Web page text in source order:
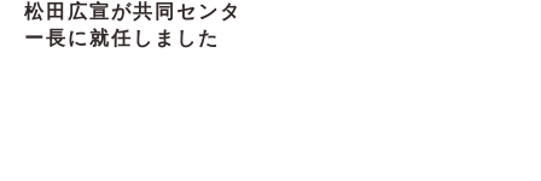
松田広宣が共同センタ
ー長に就任しました